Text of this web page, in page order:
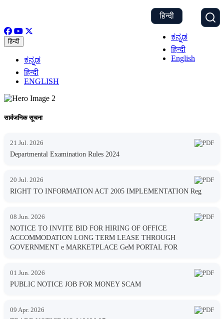
हिन्दी
ಕನ್ನಡ
हिन्दी
English
हिन्दी
ಕನ್ನಡ
हिन्दी
ENGLISH
सार्वजनिक सूचना
21 Jul. 2026
Departmental Examination Rules 2024
20 Jul. 2026
RIGHT TO INFORMATION ACT 2005 IMPLEMENTATION Reg
08 Jun. 2026
NOTICE TO INVITE BID FOR HIRING OF OFFICE
ACCOMMODATION LONG TERM LEASE THROUGH
GOVERNMENT e MARKETPLACE GeM PORTAL FOR
01 Jun. 2026
PUBLIC NOTICE JOB FOR MONEY SCAM
09 Apr. 2026